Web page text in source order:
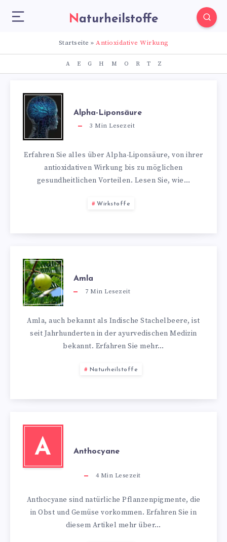
Naturheilstoffe
Startseite » Antioxidative Wirkung
A E G H M O R T Z
Alpha-Liponsäure
3 Min Lesezeit
Erfahren Sie alles über Alpha-Liponsäure, von ihrer
antioxidativen Wirkung bis zu möglichen
gesundheitlichen Vorteilen. Lesen Sie, wie…
Wirkstoffe
Amla
7 Min Lesezeit
Amla, auch bekannt als Indische Stachelbeere, ist
seit Jahrhunderten in der ayurvedischen Medizin
bekannt. Erfahren Sie mehr…
Naturheilstoffe
A Anthocyane
4Min Lesezeit
Anthocyane sind natürliche Pflanzenpigmente, die
in Obst und Gemüse vorkommen. Erfahren Sie in
diesem Artikel mehr über…